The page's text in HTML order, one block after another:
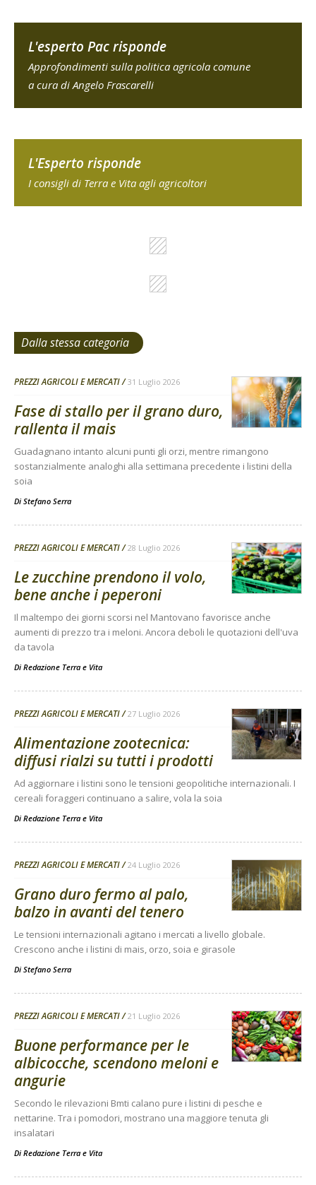
L'esperto Pac risponde
Approfondimenti sulla politica agricola comune
a cura di Angelo Frascarelli
L'Esperto risponde
I consigli di Terra e Vita agli agricoltori
Dalla stessa categoria
PREZZI AGRICOLI E MERCATI 31 Luglio 2026
Fase di stallo per il grano duro,
rallenta il mais
Guadagnano intanto alcuni punti gli orzi, mentre rimangono
sostanzialmente analoghi alla settimana precedente i listini della
soia
Di Stefano Serra
PREZZI AGRICOLI E MERCATI 28 Luglio 2026
Le zucchine prendono il volo,
bene anche i peperoni
Il maltempo dei giorni scorsi nel Mantovano favorisce anche
aumenti di prezzo tra i meloni. Ancora deboli le quotazioni dell'uva
da tavola
Di Redazione Terra e Vita
PREZZI AGRICOLI E MERCATI 27 Luglio 2026
Alimentazione zootecnica:
diffusi rialzi su tutti i prodotti
Ad aggiornare i listini sono le tensioni geopolitiche internazionali. I
cereali foraggeri continuano a salire, vola la soia
Di Redazione Terra e Vita
PREZZI AGRICOLI E MERCATI 24 Luglio 2026
Grano duro fermo al palo,
balzo in avanti del tenero
Le tensioni internazionali agitano i mercati a livello globale.
Crescono anche i listini di mais, orzo, soia e girasole
Di Stefano Serra
PREZZI AGRICOLI E MERCATI 21 Luglio 2026
Buone performance per le
albicocche, scendono meloni e
angurie
Secondo le rilevazioni Bmti calano pure i listini di pesche e
nettarine. Tra i pomodori, mostrano una maggiore tenuta gli
insalatari
Di Redazione Terra e Vita